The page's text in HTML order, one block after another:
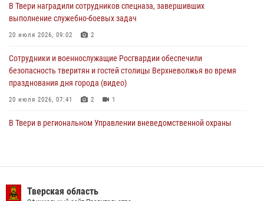
Росгвардейцы оказали помощь водителю на дороге в городе Кашин
22 июля 2026, 08:35
В Твери наградили сотрудников спецназа, завершивших
выполнение служебно-боевых задач
20 июля 2026, 09:02 2
Сотрудники и военнослужащие Росгвардии обеспечили
безопасность тверитян и гостей столицы Верхневолжья во время
празднования дня города (видео)
20 июля 2026, 07:41 2 1
В Твери в региональном Управлении вневедомственной охраны
10 июля 2026, 08:44 1
Тверская область